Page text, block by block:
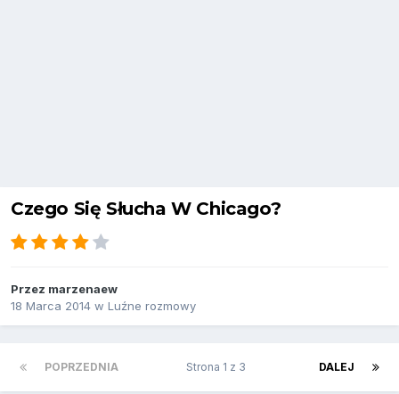
Czego Się Słucha W Chicago?
Przez marzenaew
18 Marca 2014 w Luźne rozmowy
POPRZEDNIA DALEJ
Strona 1 z 3